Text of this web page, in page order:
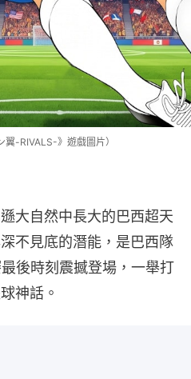
翼-RIVALS-》遊戲圖片）
大自然中長大的巴西超天
不見底的潛能，是巴西隊
後時刻震撼登場，一舉打
神話。